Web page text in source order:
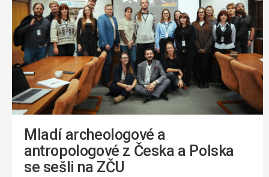
Mladí archeologové a
antropologové z Česka a Polska
se sešli na ZČU